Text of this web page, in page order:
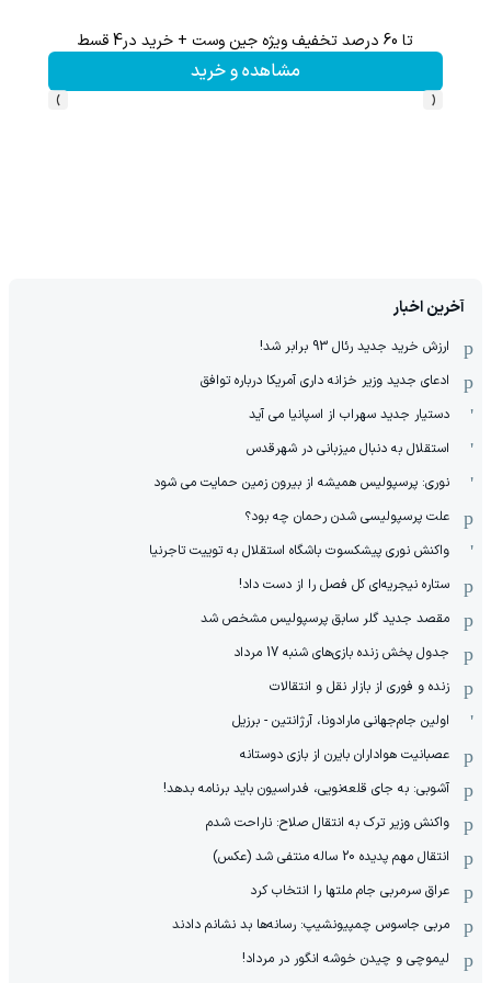
تا 60 درصد تخفیف ویژه جین وست + خرید در4 قسط
مشاهده و خرید
‹
›
آخرین اخبار
ارزش خرید جدید رئال 93 برابر شد!
ادعای جدید وزیر خزانه داری آمریکا درباره توافق
دستیار جدید سهراب از اسپانیا می آید
استقلال به دنبال میزبانی در شهرقدس
نوری: پرسپولیس همیشه از بیرون زمین حمایت می شود
علت پرسپولیسی شدن رحمان چه بود؟
واکنش نوری پیشکسوت باشگاه استقلال به توییت تاجرنیا
ستاره نیجریه‌ای کل فصل را از دست داد!
مقصد جدید گلر سابق پرسپولیس مشخص شد
جدول پخش زنده بازی‌های شنبه 17 مرداد
زنده و فوری از بازار نقل و انتقالات
اولین جام‌جهانی مارادونا، آرژانتین - برزیل
عصبانیت هواداران بایرن از بازی دوستانه
آشوبی: به جای قلعه‌نویی، فدراسیون باید برنامه بدهد!
واکنش وزیر ترک به انتقال صلاح: ناراحت شدم
انتقال مهم پدیده 20 ساله منتفی شد (عکس)
عراق سرمربی جام ملتها را انتخاب کرد
مربی جاسوس چمپیونشیپ: رسانه‌ها بد نشانم دادند
لیموچی و چیدن خوشه انگور در مرداد!